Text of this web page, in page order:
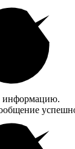
информацию.